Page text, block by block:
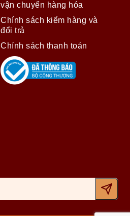
vận chuyển hàng hóa
Chính sách kiểm hàng và
đổi trả
Chính sách thanh toán